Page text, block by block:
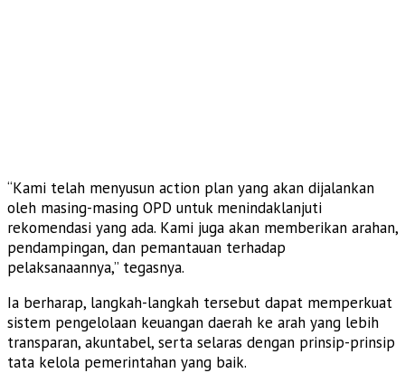
“Kami telah menyusun action plan yang akan dijalankan
oleh masing-masing OPD untuk menindaklanjuti
rekomendasi yang ada. Kami juga akan memberikan arahan,
pendampingan, dan pemantauan terhadap
pelaksanaannya,” tegasnya.
Ia berharap, langkah-langkah tersebut dapat memperkuat
sistem pengelolaan keuangan daerah ke arah yang lebih
transparan, akuntabel, serta selaras dengan prinsip-prinsip
tata kelola pemerintahan yang baik.